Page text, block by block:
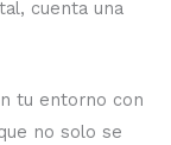
cuenta una
tu entorno con
no solo se